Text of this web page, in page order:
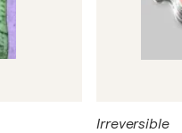
Irreversible